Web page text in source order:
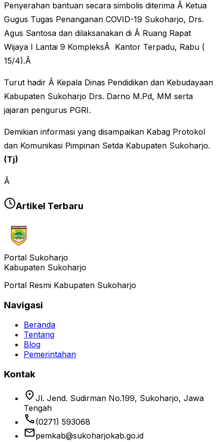
Penyerahan bantuan secara simbolis diterima Â Ketua
Gugus Tugas Penanganan COVID-19 Sukoharjo, Drs.
Agus Santosa dan dilaksanakan di Â Ruang Rapat
Wijaya I Lantai 9 KompleksÂ Kantor Terpadu, Rabu (
15/4).Â
Turut hadir Â Kepala Dinas Pendidikan dan Kebudayaan
Kabupaten Sukoharjo Drs. Darno M.Pd, MM serta
jajaran pengurus PGRI.
Demikian informasi yang disampaikan Kabag Protokol
dan Komunikasi Pimpinan Setda Kabupaten Sukoharjo.
(Tj)
Â
Artikel Terbaru
Portal Sukoharjo
Kabupaten Sukoharjo
Portal Resmi Kabupaten Sukoharjo
Navigasi
Beranda
Tentang
Blog
Pemerintahan
Kontak
location_on Jl. Jend. Sudirman No.199, Sukoharjo, Jawa
Tengah
phone (0271) 593068
emailpemkab@sukoharjokab.go.id